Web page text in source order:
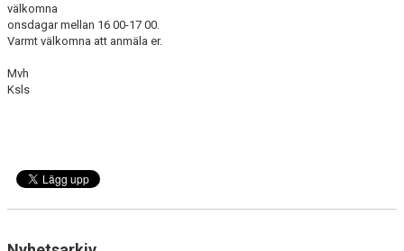
VÅRA TÄVLINGAR
WALL OF MEMORIES
välkomna
onsdagar mellan 16 00-17 00.
Varmt välkomna att anmäla er.
Mvh
Ksls